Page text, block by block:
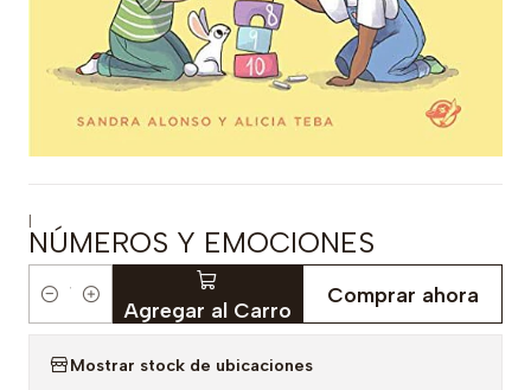
|
NÚMEROS Y EMOCIONES
Cantidad Agregar al Carro
Comprar ahora
Mostrar stock de ubicaciones